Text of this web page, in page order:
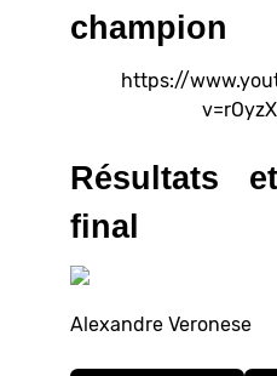
champion
https://
Résultats
final
Alexandre Veronese